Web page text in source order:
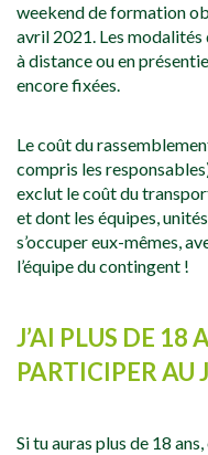
weekend de formation
avril 2021. Les
à distance ou en
encore fixées.
Le coût du
compris les
exclut le coût du
et dont les équipes,
s’occuper eux-mêmes,
l’équipe du contingent !
J’AI PLUS DE 18
PARTICIPER AU
Si tu auras plus de 18